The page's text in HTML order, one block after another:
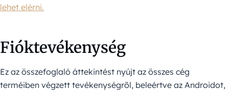
lehet elérni.
Fióktevékenység
Ez az összefoglaló áttekintést nyújt az összes cég
terméiben végzett tevékenységről, beleértve az Androidot,